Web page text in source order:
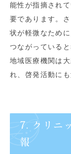
能性が指摘され
要であります。
状が軽微なため
つながっている
地域医療機関は
れ、啓発活動に
7. クリニ
報